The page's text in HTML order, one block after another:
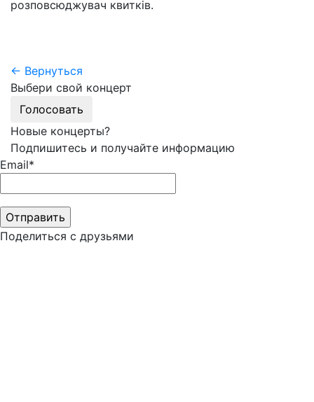
розповсюджувач квитків.
← Вернуться
Выбери свой концерт
Голосовать
Новые концерты?
Подпишитесь и получайте информацию
Email*
Поделиться с друзьями